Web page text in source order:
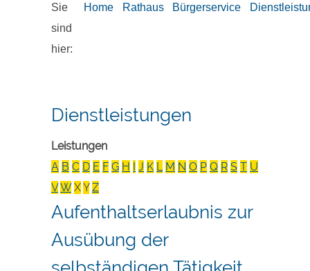
Sie
sind
hier:
Home Rathaus Bürgerservice
Dienstleistungen
Leistungen
A B C D E F G H I J K L M N O P Q R S T U
VW XY Z
Aufenthaltserlaubnis zur
Ausübung der